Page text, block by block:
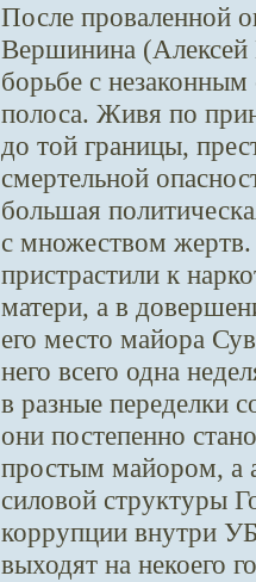
После проваленной
Вершинина (Алексей
борьбе с
полоса. Живя по
до той границы,
смертельной
большая
с множеством
пристрастили к
матери, а в
его место майора
него всего одна
в разные переделки
они постепенно
простым майором, а
силовой структуры
коррупции внутри
выходят на некоего